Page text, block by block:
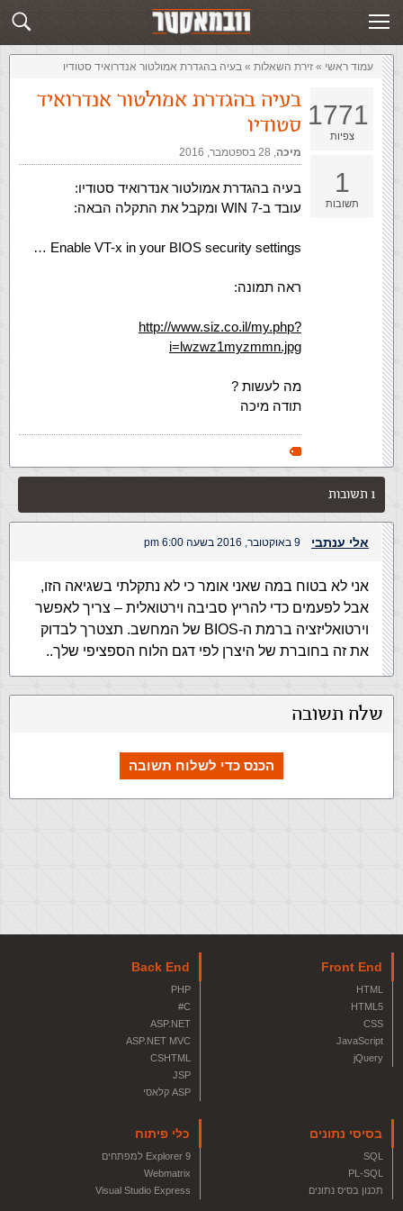
שלח תשובה זירת השאלות
עמוד ראשי » ‏זירת השאלות‏ » בעיה בהגדרת אמולטור אנדרואיד סטודיו
1771
צפיות
1
תשובות
בעיה בהגדרת אמולטור אנדרואיד
סטודיו
מיכה,‏ 28 בספטמבר, 2016
בעיה בהגדרת אמולטור אנדרואיד סטודיו:
עובד ב-WIN 7 ומקבל את התקלה הבאה:
Enable VT-x in your BIOS security settings …
ראה תמונה:
http://www.siz.co.il/my.php?
i=lwzwz1myzmmn.jpg
מה לעשות ?
תודה מיכה
1 תשובות
אלי ענתבי 9 באוקטובר, 2016 בשעה 6:00 pm
אני לא בטוח במה שאני אומר כי לא נתקלתי בשגיאה הזו,
אבל לפעמים כדי להריץ סביבה וירטואלית – צריך לאפשר
וירטואליזציה ברמת ה-BIOS של המחשב. תצטרך לבדוק
את זה בחוברת של היצרן לפי דגם הלוח הספציפי שלך..
שלח תשובה
הכנס כדי לשלוח תשובה
Front End
HTML
HTML5
CSS
JavaScript
jQuery
Back End
PHP
C#
ASP.NET
ASP.NET MVC
CSHTML
JSP
ASP קלאסי
בסיסי נתונים
SQL
PL-SQL
תכנון בסיס נתונים
כלי פיתוח
Explorer 9 למפתחים
Webmatrix
Visual Studio Express